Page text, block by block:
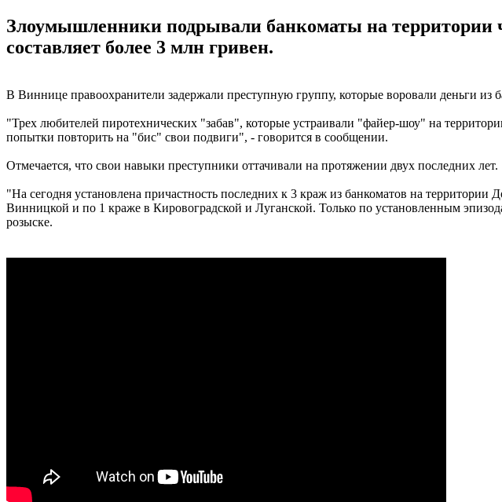
Злоумышленники подрывали банкоматы на территории
составляет более 3 млн гривен.
В Виннице правоохранители задержали преступную группу, которые воровали деньги
"Трех любителей пиротехнических "забав", которые устраивали "файер-шоу" на
попытки повторить на "бис" свои подвиги", - говорится в сообщении.
Отмечается, что свои навыки преступники оттачивали на протяжении двух последних лет.
"На сегодня установлена ​​причастность последних к 3 краж из банкоматов на
Винницкой и по 1 краже в Кировоградской и Луганской. Только по установленным
розыске.